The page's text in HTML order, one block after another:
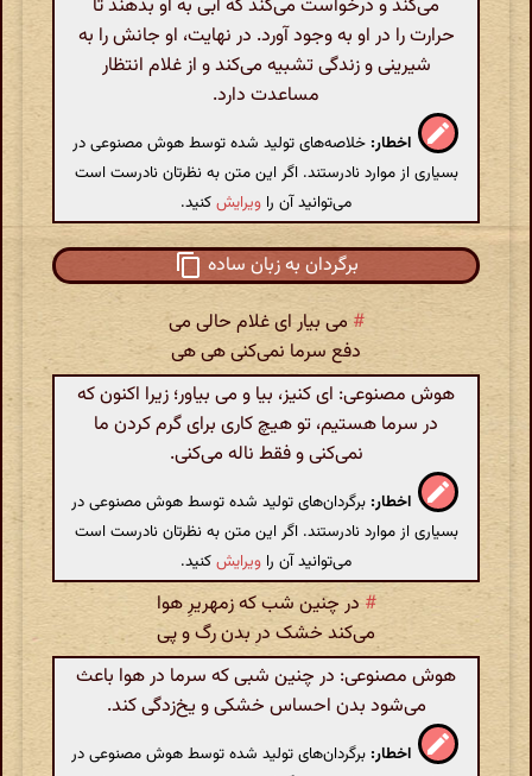
می‌کند و درخواست می‌کند که آبی به او بدهند تا
حرارت را در او به وجود آورد. در نهایت، او جانش را به
شیرینی و زندگی تشبیه می‌کند و از غلام انتظار
مساعدت دارد.
اخطار: خلاصه‌های تولید شده توسط هوش مصنوعی در
بسیاری از موارد نادرستند. اگر این متن به نظرتان نادرست است
می‌توانید آن را ویرایشکنید.
برگردان به زبان ساده
# می بیار ای غلام حالی می
دفع سرما نمی‌کنی هی هی
هوش مصنوعی: ای کنیز، بیا و می بیاور؛ زیرا اکنون که
در سرما هستیم، تو هیچ کاری برای گرم کردن ما
نمی‌کنی و فقط ناله می‌کنی.
اخطار: برگردان‌های تولید شده توسط هوش مصنوعی در
بسیاری از موارد نادرستند. اگر این متن به نظرتان نادرست است
می‌توانید آن را ویرایشکنید.
# در چنین شب که زمهریرِ هوا
می‌کند خشک در بدن رگ و پی
هوش مصنوعی: در چنین شبی که سرما در هوا باعث
می‌شود بدن احساس خشکی و یخ‌زدگی کند.
اخطار: برگردان‌های تولید شده توسط هوش مصنوعی در